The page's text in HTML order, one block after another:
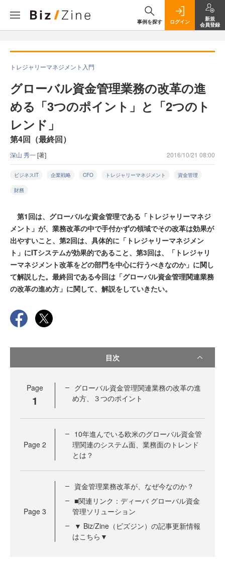
事例を探す ログイン
新規
会員登録
トレジャリーマネジメント入門
グローバル資金管理業務の改革の進
める「3つのポイント」と「2つのト
レンド」
第4回（最終回）
深山 秀一[著] 2016/10/21 08:00
ビジネスIT 企業戦略 CFO トレジャリーマネジメント 資金管理
財務
第1回は、グローバルな資金管理である「トレジャリーマネジ
メント」が、業務改革の中で手付かずの領域でその改革は効果が
出やすいこと、第2回は、具体的に「トレジャリーマネジメン
ト」にITシステムが効果的であること、第3回は、「トレジャリ
ーマネジメント改革をどの部門を中心に行うべきなのか」に関し
て解説した。最終回である今回は「グローバル資金管理関連業務
の改革の進め方」に関して、解説をしていきたい。
目次
Page
1
グローバル資金管理関連業務の改革の進
め方、３つのポイント
Page 2
10年進んでいる欧米のグローバル資金管
理関連のシステム面、業務面のトレンド
とは？
Page 3
資金管理業務改革が、なぜ今なのか？
■関連リンク：ディーバ グローバル資金
管理ソリューション
▼ Biz/Zine（ビズジン）の記事更新情報
はこちら▼